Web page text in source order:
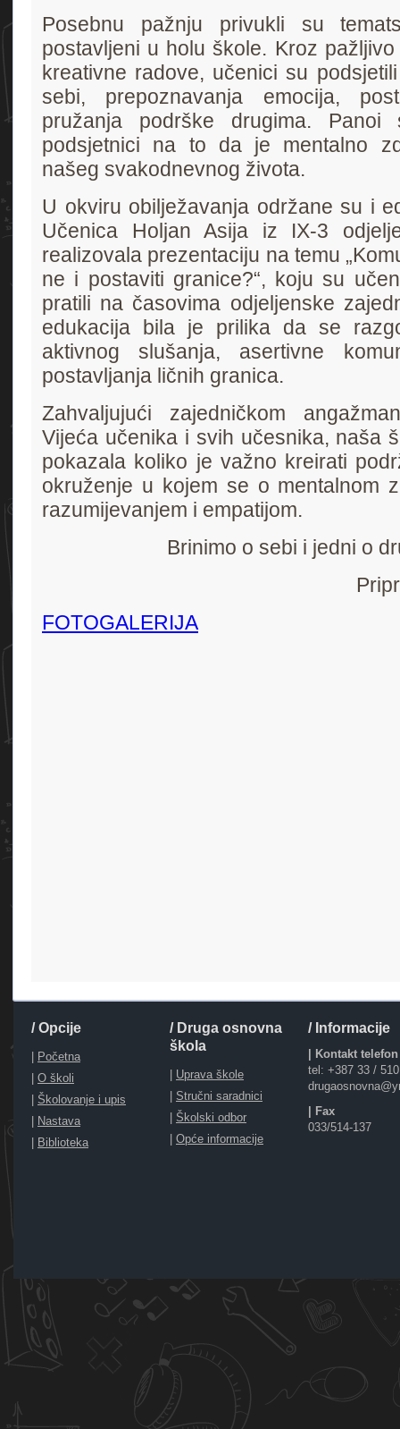
Posebnu pažnju privukli su
postavljeni u holu škole. Kroz
kreativne radove, učenici su
sebi, prepoznavanja emocija,
pružanja podrške drugima. Panoi
podsjetnici na to da je mentalno
našeg svakodnevnog života.
U okviru obilježavanja održane su i
Učenica Holjan Asija iz IX-3
realizovala prezentaciju na temu
ne i postaviti granice?“, koju su
pratili na časovima odjeljenske
edukacija bila je prilika da se
aktivnog slušanja, asertivne
postavljanja ličnih granica.
Zahvaljujući zajedničkom
Vijeća učenika i svih učesnika, naša
pokazala koliko je važno kreirati
okruženje u kojem se o mentalnom
razumijevanjem i empatijom.
Brinimo o sebi i jedni o
FOTOGALERIJA
/ Opcije
| Početna
| O školi
| Školovanje i upis
| Nastava
| Biblioteka
/ Druga osnovna
škola
| Uprava škole
| Stručni saradnici
| Školski odbor
| Opće informacije
/ Informacije
| Kontakt telefon
tel: +387 33 /
| Fax
033/514-137